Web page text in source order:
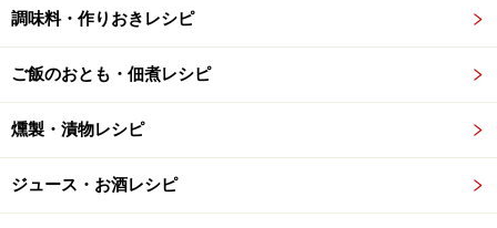
調味料・作りおきレシピ
ご飯のおとも・佃煮レシピ
燻製・漬物レシピ
ジュース・お酒レシピ